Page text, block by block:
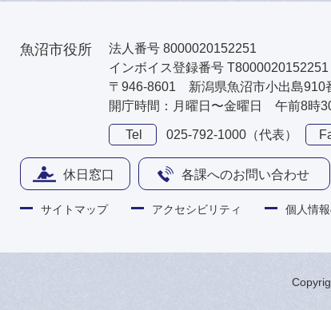
魚沼市役所
法人番号 8000020152251
インボイス登録番号 T8000020152251
〒946-8601 新潟県魚沼市小出島910
開庁時間：月曜日〜金曜日 午前8時
Tel 025-792-1000（代表）
休日窓口 各課へのお問い合わせ
サイトマップ アクセシビリティ 個人情